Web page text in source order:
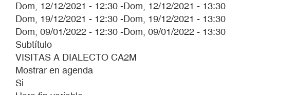
Dom, 12/12/2021 - 12:30 -Dom, 12/12/2021 - 13:30
Dom, 19/12/2021 - 12:30 -Dom, 19/12/2021 - 13:30
Dom, 09/01/2022 - 12:30 -Dom, 09/01/2022 - 13:30
Subtítulo
VISITAS A DIALECTO CA2M
Mostrar en agenda
Si